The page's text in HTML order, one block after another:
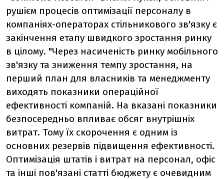
рушієм процесів оптимізації персоналу в
компаніях-операторах стільникового зв'язку є
закінчення етапу швидкого зростання ринку
в цілому. "Через насиченість ринку мобільного
зв'язку та зниження темпу зростання, на
перший план для власників та менеджменту
виходять показники операційної
ефективності компаній. На вказані показники
безпосередньо впливає обсяг внутрішніх
витрат. Тому їх скорочення є одним із
основних резервів підвищення ефективності.
Оптимізація штатів і витрат на персонал, офіс
та інші пов'язані статті бюджету є очевидним